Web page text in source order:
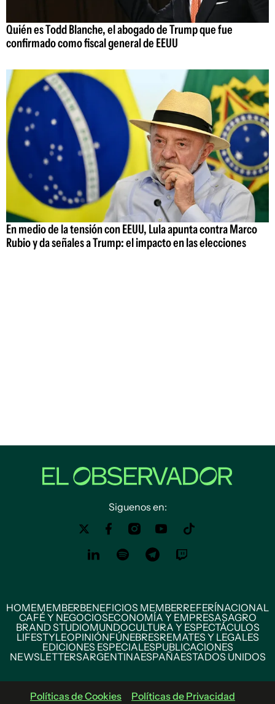
Quién es Todd Blanche, el abogado de Trump que fue
confirmado como fiscal general de EEUU
En medio de la tensión con EEUU, Lula apunta contra Marco
Rubio y da señales a Trump: el impacto en las elecciones
Siguenos en:
HOMEMEMBERBENEFICIOS MEMBERREFERÍNACIONAL
CAFÉ Y NEGOCIOSECONOMÍA Y EMPRESASAGRO
BRAND STUDIOMUNDOCULTURA Y ESPECTÁCULOS
LIFESTYLEOPINIÓNFÚNEBRESREMATES Y LEGALES
EDICIONES ESPECIALESPUBLICACIONES
NEWSLETTERSARGENTINAESPAÑAESTADOS UNIDOS
Políticas de Cookies Políticas de Privacidad